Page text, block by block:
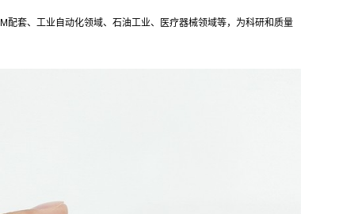
配套、工业自动化领域、石油工业、医疗器械领域等，为科研和质量